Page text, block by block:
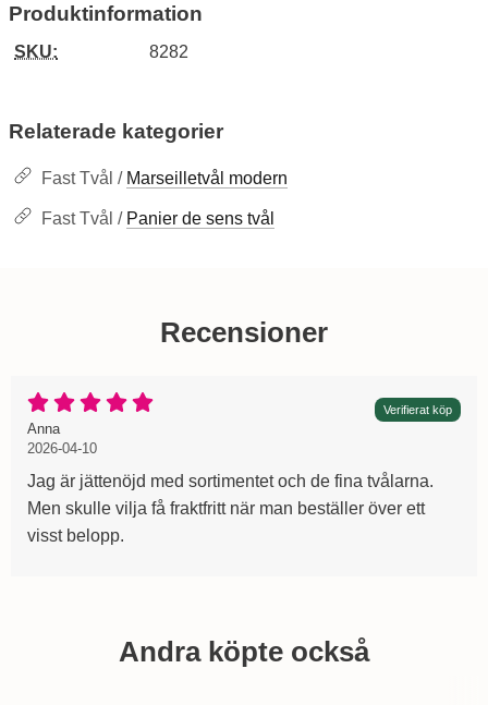
Produktinformation
SKU: 8282
Relaterade kategorier
Fast Tvål / Marseilletvål modern
Fast Tvål / Panier de sens tvål
Recensioner
Betyg: 5 Stjärnor av 5 Verifierat köp
Recension av:
Anna, 2026-04-10
, 2026-04-10
2026-04-10
Jag är jättenöjd med sortimentet och de fina tvålarna.
Men skulle vilja få fraktfritt när man beställer över ett
visst belopp.
Andra köpte också